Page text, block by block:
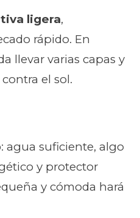
ligera,
rápido. En
llevar varias capas y
el sol.
agua suficiente, algo
y protector
y cómoda hará